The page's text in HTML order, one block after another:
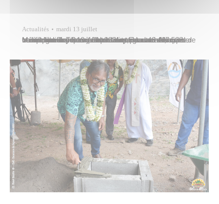
Actualités mardi 13 juillet
La Ville de Papeete réalisera des travaux nocturnes de voirie dans les rues de-Nansouty, Jeanne-d’Arc, Monseigneur-Tepano-Jaussen et Edouard-Ahnne à compter du lundi 19 juillet 2021 et pour une semaine. La circulation y sera temporairement alternée ou même fermée. Pour plus de renseignements, appeler la direction des services techniques au 40 467 528. Merci pour votre…